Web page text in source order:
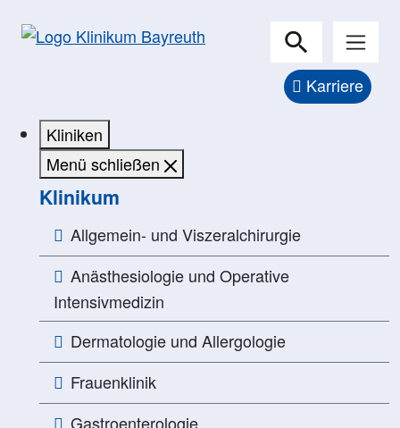
Karriere
Kliniken
Menü schließen
Klinikum
Allgemein- und Viszeralchirurgie
Anästhesiologie und Operative
Intensivmedizin
Dermatologie und Allergologie
Frauenklinik
Gastroenterologie